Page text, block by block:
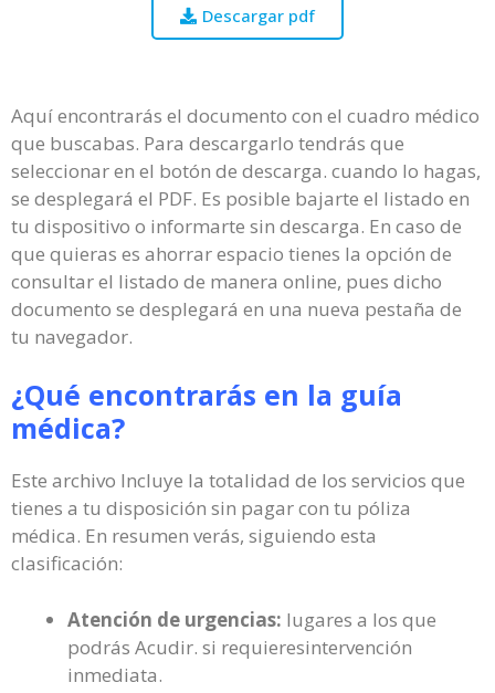
Descargar pdf
Aquí encontrarás el documento con el cuadro médico
que buscabas. Para descargarlo tendrás que
seleccionar en el botón de descarga. cuando lo hagas,
se desplegará el PDF. Es posible bajarte el listado en
tu dispositivo o informarte sin descarga. En caso de
que quieras es ahorrar espacio tienes la opción de
consultar el listado de manera online, pues dicho
documento se desplegará en una nueva pestaña de
tu navegador.
¿Qué encontrarás en la guía
médica?
Este archivo Incluye la totalidad de los servicios que
tienes a tu disposición sin pagar con tu póliza
médica. En resumen verás, siguiendo esta
clasificación:
Atención de urgencias: lugares a los que
podrás Acudir. si requieresintervención
inmediata.